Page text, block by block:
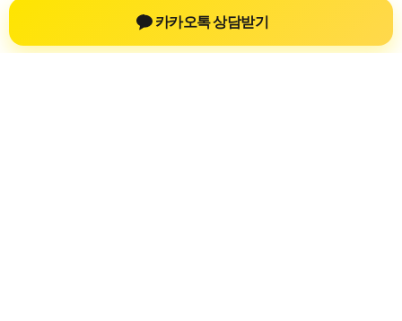
저작권 © 2026 💚신차장기렌트💚 | 제공처:
아스트라 워드프레스
테마
카카오톡 상담받기